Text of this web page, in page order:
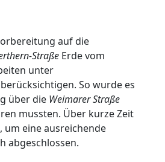
auf die
Straße Erde vom
unter
So wurde es
über die Weimarer Straße
mussten. Über kurze Zeit
eine ausreichende
abgeschlossen.